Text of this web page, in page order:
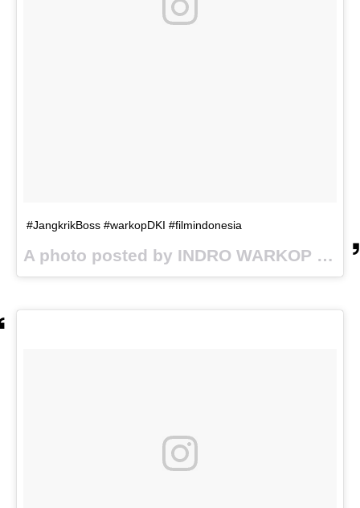
#JangkrikBoss #warkopDKI #filmindonesia
A photo posted by INDRO WARKOP (@indrowarkop_asli) on